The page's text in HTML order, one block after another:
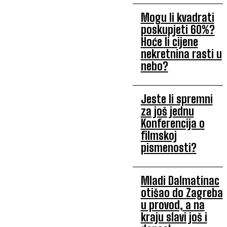
Mogu li kvadrati
poskupjeti 60%?
Hoće li cijene
nekretnina rasti u
nebo?
Jeste li spremni
za još jednu
Konferencija o
filmskoj
pismenosti?
Mladi Dalmatinac
otišao do Zagreba
u provod, a na
kraju slavi još i